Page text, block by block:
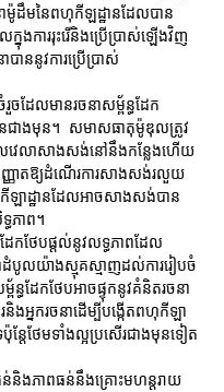
ាម៉ូដឹមនៃពហុកីឡដ្ឋានដែលបាន
ងការរុះរើនិងប្រើប្រាស់ឡើងវិញ
ននូវការប្រើប្រាស់
ដែលមានរចនាសម្ព័ន្ធដែក
ងមុន។ សមាសធាតុម៉ូឌុលត្រូវ
លវេលាសាងសង់នៅនឹងកន្លែងហើយ
ញាតឱ្យដំណើរការសាងសង់រលួយ
កីឡាដ្ឋានដែលអាចសាងសង់បាន
ភាព។
ែកថែបផ្តល់នូវលទ្ធភាពដែល
ដំបូលយ៉ាងស្មុគស្មាញដល់ការរៀបចំ
ន្ធដែកថែបអាចផ្ទុកនូវគំនិតរចនា
អ្នករចនាដើម្បីបង្កើតពហុកីឡា
ន្តែថែមទាំងល្អប្រសើរជាងមុនទៀត
ន់និងភាពធន់នឹងគ្រោះមហន្តរាយ